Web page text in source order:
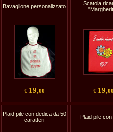
Bavaglione personalizzato
€ 19,00
Scatola
€ 19,00
Plaid pile con dedica da 50
caratteri
Plaid pile con